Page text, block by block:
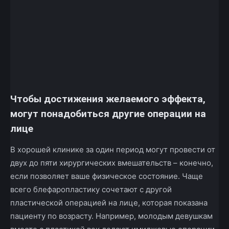
Чтобы достижения желаемого эффекта,
могут понадобиться другие операции на
лице
В хорошей клинике за один период могут провести от
двух до пяти хирургических вмешательств – конечно,
если позволяет ваше физическое состояние. Чаще
всего блефаропластику сочетают с другой
пластической операцией на лице, которая показана
пациенту по возрасту. Например, молодым девушкам